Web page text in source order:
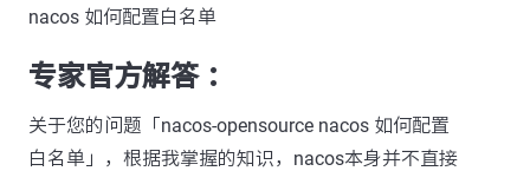
nacos 如何配置白名单
专家官方解答 ：
关于您的问题「nacos-opensource nacos 如何配置
白名单」，根据我掌握的知识，nacos本身并不直接